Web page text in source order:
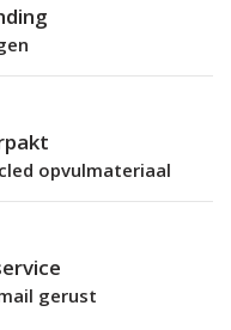
opvulmateriaal
gerust